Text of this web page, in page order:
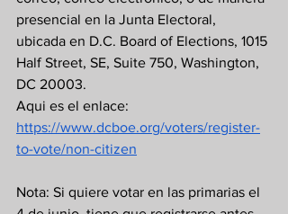
presencial en la Junta Electoral,
ubicada en D.C. Board of Elections, 1015
Half Street, SE, Suite 750, Washington,
DC 20003.
Aqui es el enlace:
https://www.dcboe.org/voters/register-
to-vote/non-citizen
Nota: Si quiere votar en las primarias el